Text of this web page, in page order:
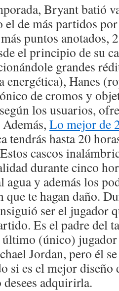
Bryant batió
de más partidos
puntos anotados,
el principio de su
grandes
energética), Hanes
de cromos y
los usuarios,
Lo mejor de
tendrás hasta 20
cascos
durante cinco
agua y además los
que te hagan daño.
ser el jugador
Es el padre del
(único)
Jordan, pero él
si es el mejor diseño
desees adquirirla.